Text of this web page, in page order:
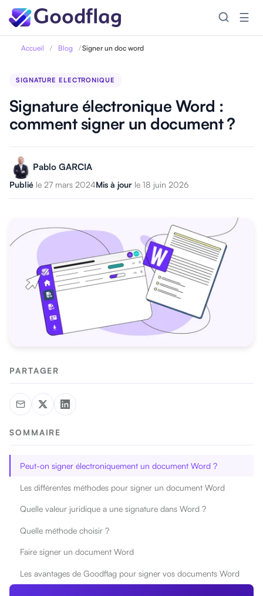
☰
Accueil / Blog /Signer un doc word
SIGNATURE ELECTRONIQUE
Signature électronique Word :
comment signer un document ?
Pablo GARCIA
Publié le 27 mars 2024Mis à jour le 18 juin 2026
PARTAGER
SOMMAIRE
Peut-on signer électroniquement un document Word ?
Les différentes méthodes pour signer un document Word
Quelle valeur juridique a une signature dans Word ?
Quelle méthode choisir ?
Faire signer un document Word
Les avantages de Goodflag pour signer vos documents Word